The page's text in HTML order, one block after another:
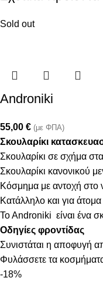
Sold out
Androniki
55,00 € (με ΦΠΑ)
Σκουλαρίκι
Σκουλαρίκι σε σχήμα
Σκουλαρίκι κανονικού
Κόσμημα με αντοχή στο
Κατάλληλο και για άτομα
To Androniki είναι ένα
Οδηγίες φροντίδας
Συνιστάται η αποφυγή
Φυλάσσετε τα
-18%